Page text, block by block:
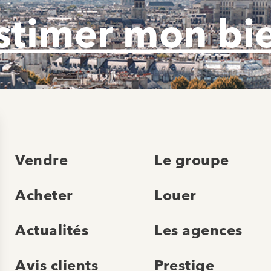
mon
Vendre Le groupe
Acheter Louer
Actualités Les agences
Avis clients Prestige